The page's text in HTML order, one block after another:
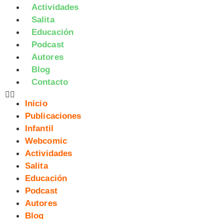
Actividades
Salita
Educación
Podcast
Autores
Blog
Contacto
Inicio
Publicaciones
Infantil
Webcomic
Actividades
Salita
Educación
Podcast
Autores
Blog